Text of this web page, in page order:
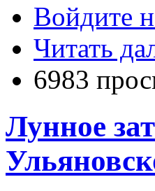
Войдите
Читать
6983
Лунное